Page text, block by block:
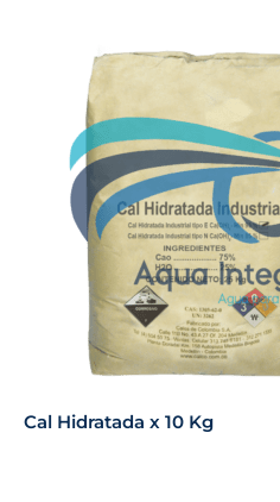
Cal Hidratada x 10 Kg